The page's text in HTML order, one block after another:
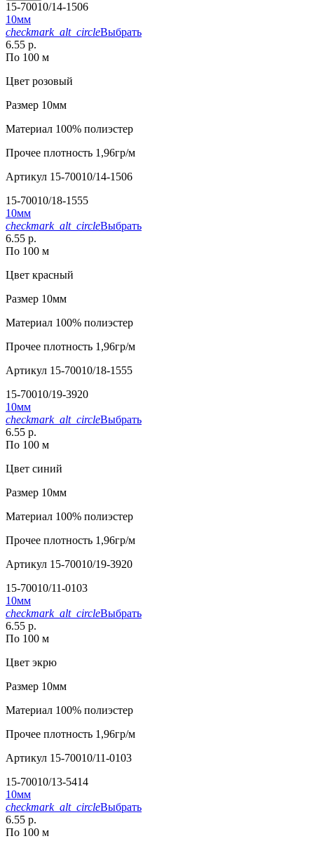
15-70010/14-1506
10мм
checkmark_alt_circleВыбрать
6.55 р.
По 100 м
Цвет розовый
Размер 10мм
Материал 100% полиэстер
Прочее плотность 1,96гр/м
Артикул 15-70010/14-1506
15-70010/18-1555
10мм
checkmark_alt_circleВыбрать
6.55 р.
По 100 м
Цвет красный
Размер 10мм
Материал 100% полиэстер
Прочее плотность 1,96гр/м
Артикул 15-70010/18-1555
15-70010/19-3920
10мм
checkmark_alt_circleВыбрать
6.55 р.
По 100 м
Цвет синий
Размер 10мм
Материал 100% полиэстер
Прочее плотность 1,96гр/м
Артикул 15-70010/19-3920
15-70010/11-0103
10мм
checkmark_alt_circleВыбрать
6.55 р.
По 100 м
Цвет экрю
Размер 10мм
Материал 100% полиэстер
Прочее плотность 1,96гр/м
Артикул 15-70010/11-0103
15-70010/13-5414
10мм
checkmark_alt_circleВыбрать
6.55 р.
По 100 м